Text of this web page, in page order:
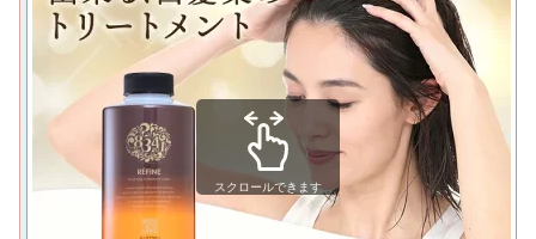
スクロールできます